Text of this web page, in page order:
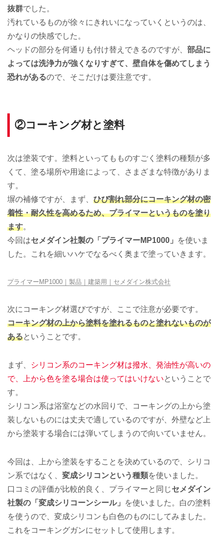
抜群でした。
汚れているものが徐々にきれいになっていくというのは、
かなりの快感でした。
ヘッドの部分を何通りも付け替えできるのですが、 部品に
よっては洗浄力が強くなりすぎて、壁自体を傷めてしまう
恐れがあるので、そこだけは要注意です。
②コーキング材と塗料
次は塗装です。塗料といってもものすごく塗料の種類が多
くて、塗る場所や用途によって、さまざまな特徴がありま
す。
塀の補修ですが、まず、 ひび割れ部分にコーキング材の密
着性・耐久性を高めるため、プライマーというものを塗り
ます。
今回はセメダイン社製の「プライマーMP1000」
を使いま
した。これを細いハケでなるべく奥まで塗っていきます。
プライマーMP1000｜製品｜建築用｜セメダイン株式会社
次にコーキング材選びですが、ここで注意が必要です。
コーキング材の上から塗料を塗れるものと塗れないものが
あるということです。
まず、
シリコン系のコーキング材は撥水、発油性が高いの
で、上から色を塗る場合は使ってはいけないということで
す。
シリコン系は浴室などの水回りで、コーキングの上から塗
装しないものには丈夫で適しているのですが、外壁など上
から塗装する場合には弾いてしまうので向いていません。
今回は、上から塗装をすることを決めているので、シリコ
ン系ではなく、 変成シリコンという種類を使いました。
口コミの評価が比較的良く、プライマーと同じセメダイン
社製の「変成シリコーンシール」
を使いました。白の塗料
を使うので、変成シリコンも白色のものにしてみました。
これをコーキングガンにセットして使用します。